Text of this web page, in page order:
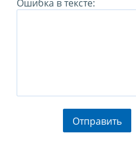
Ошибка в тексте:
Отправить